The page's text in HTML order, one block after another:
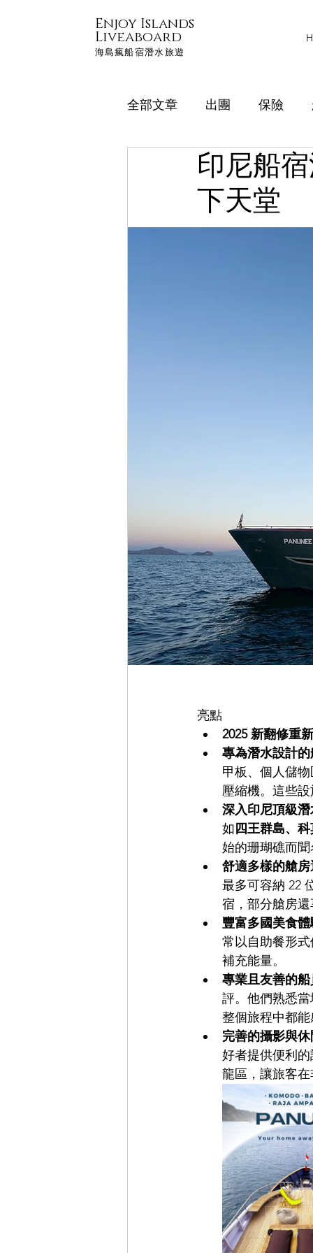
Enjoy Islands
Liveaboard
海島瘋船宿潛水旅遊
全部文章 出團 保險
企業合作&教練開團合作
印尼船
下天堂
亮點
2025 新翻修重
專為潛水設計
甲板、個人儲
壓縮機。這些
深入印尼頂級
如 四王群島、
始的珊瑚礁而
舒適多樣的艙
最多可容納 22
宿，部分艙房
豐富多國美食
常以自助餐形
補充能量。
專業且友善的
評。他們熟悉
整個旅程中都
完善的攝影與
好者提供便利
龍區，讓旅客